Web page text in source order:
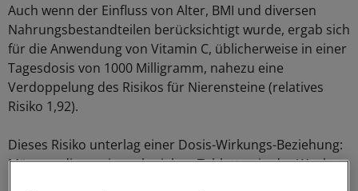
Auch wenn der Einfluss von Alter, BMI und diversen
Nahrungsbestandteilen berücksichtigt wurde, ergab sich
für die Anwendung von Vitamin C, üblicherweise in einer
Tagesdosis von 1000 Milligramm, nahezu eine
Verdoppelung des Risikos für Nierensteine (relatives
Risiko 1,92).
Dieses Risiko unterlag einer Dosis-Wirkungs-Beziehung:
Männer, die weniger als sieben Tabletten in der Woche